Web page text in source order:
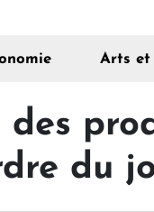
Arts et
du